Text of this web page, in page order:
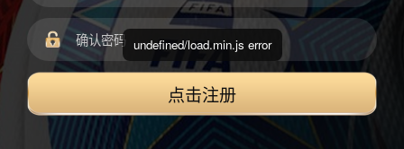
点击注册
undefined/load.min.js error